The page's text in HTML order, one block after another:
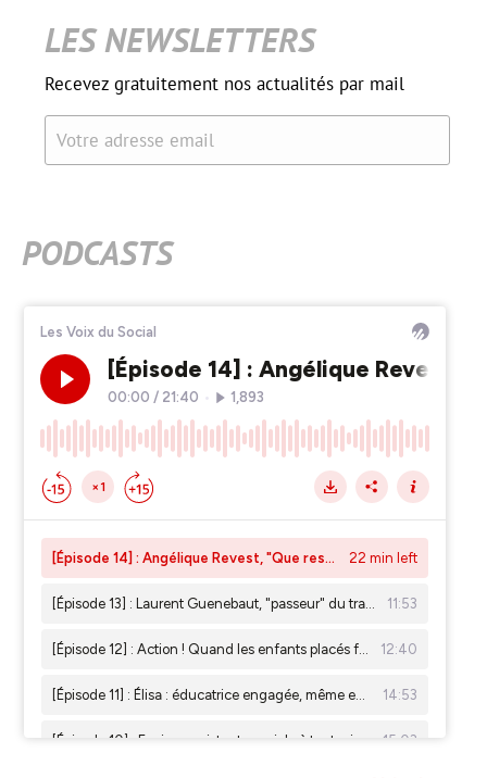
LES NEWSLETTERS
Recevez gratuitement nos actualités par mail
Votre adresse email
PODCASTS